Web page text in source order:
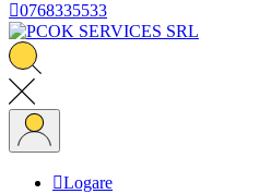
0768335533
Logare